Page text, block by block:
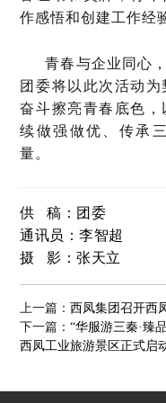
作感悟和创建工作经
青春与企业同心
团委将以此次活动
奋斗擦亮青春底色
续做强做优、传承
量。
供 稿：团委
通讯员：李智超
摄 影：张天立
上一篇：西凤集团召开西
下一篇：“华服游三秦·臻
西凤工业旅游景区正式启